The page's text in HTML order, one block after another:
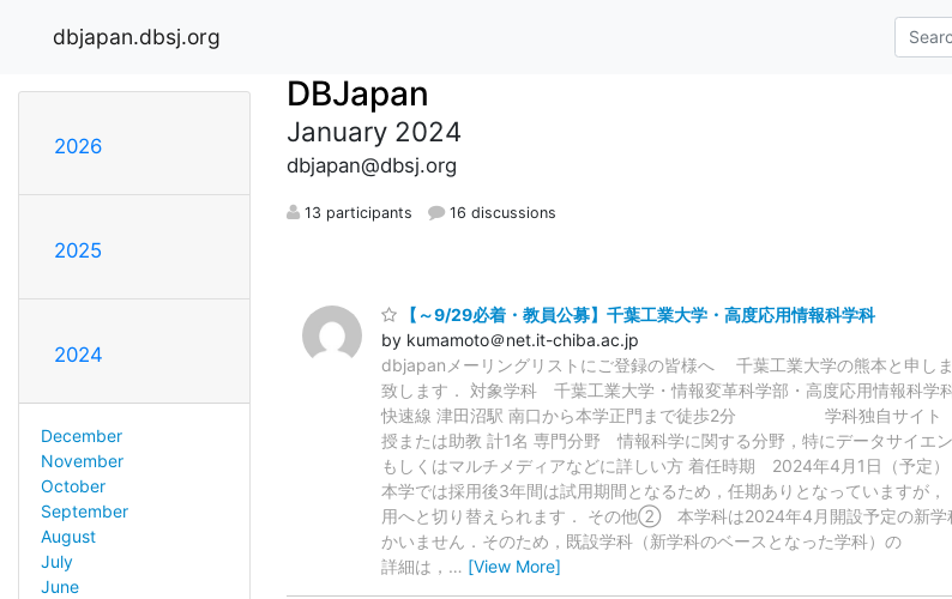
dbjapan.dbsj.org
2026
2025
2024
December
November
October
September
August
July
June
DBJapan
January 2024
dbjapan@dbsj.org
13 participants 16 discussions
【～9/29必着・教員公募】千葉工業大学・高度応用情報科学科
by kumamoto＠net.it-chiba.ac.jp
dbjapanメーリングリストにご登録の皆様へ 千葉工業大学の熊本と申し
致します． 対象学科 千葉⼯業⼤学・情報変⾰科学部・高度応用情
快速線 津田沼駅 南口から本学正門まで徒歩2分 学科独自サイト
授または助教 計1名 専⾨分野 情報科学に関する分野，特にデータ
もしくはマルチメディアなどに詳しい方 着任時期 2024年4⽉1⽇（予
本学では採用後3年間は試用期間となるため，任期ありとなってい
用へと切り替えられます． その他② 本学科は2024年4月開設予定
かいません．そのため，既設学科（新学科のベースとなった学科）
詳細は， … [View More]